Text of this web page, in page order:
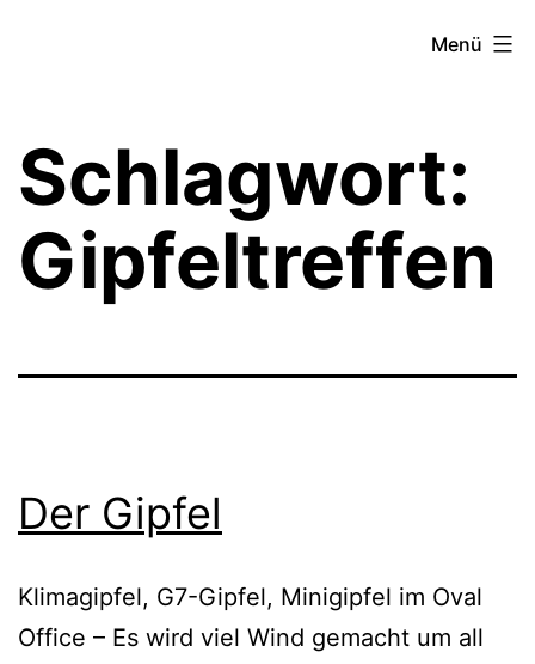
Menü
Schlagwort:
Gipfeltreffen
Der Gipfel
Klimagipfel, G7-Gipfel, Minigipfel im Oval
Office – Es wird viel Wind gemacht um all